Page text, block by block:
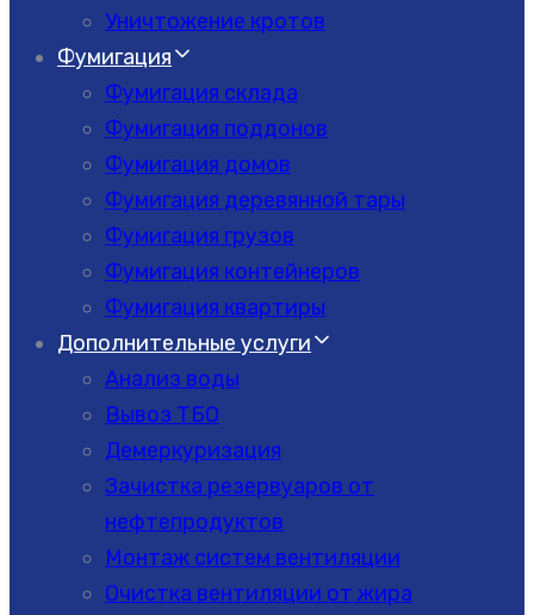
Уничтожение кротов
Фумигация
Фумигация склада
Фумигация поддонов
Фумигация домов
Фумигация деревянной тары
Фумигация грузов
Фумигация контейнеров
Фумигация квартиры
Дополнительные услуги
Анализ воды
Вывоз ТБО
Демеркуризация
Зачистка резервуаров от
нефтепродуктов
Монтаж систем вентиляции
Очистка вентиляции от жира